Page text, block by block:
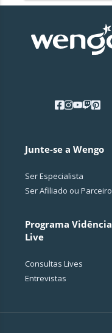
Junte-se a Wengo
Ser Especialista
Ser Afiliado ou Parceiro
Programa Vidência
Live
Consultas Lives
Entrevistas